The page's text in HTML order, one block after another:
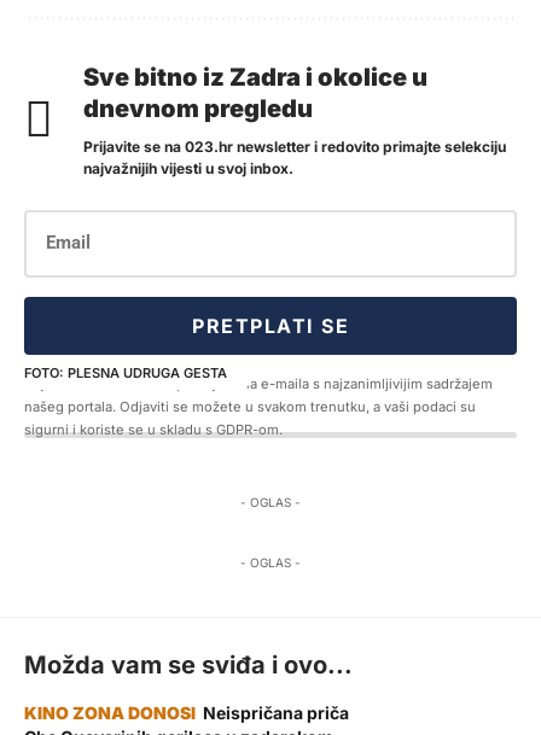
PLESNA UDRUGA GESTA
Sve bitno iz Zadra i okolice u
dnevnom pregledu
Prijavite se na 023.hr newsletter i redovito primajte selekciju
najvažnijih vijesti u svoj inbox.
PRETPLATI SE
Prijavom na newsletter pristajete na e-maila s najzanimljivijim sadržajem
našeg portala. Odjaviti se možete u svakom trenutku, a vaši podaci su
sigurni i koriste se u skladu s GDPR-om.
- OGLAS -
- OGLAS -
Možda vam se sviđa i ovo...
Neispričana priča